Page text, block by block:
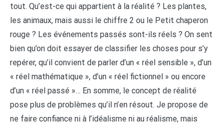
tout. Qu’est-ce qui appartient à la réalité ? Les plantes,
les animaux, mais aussi le chiffre 2 ou le Petit chaperon
rouge ? Les événements passés sont-ils réels ? On sent
bien qu’on doit essayer de classifier les choses pour s’y
repérer, qu’il convient de parler d’un « réel sensible », d’un
« réel mathématique », d’un « réel fictionnel » ou encore
d’un « réel passé »… En somme, le concept de réalité
pose plus de problèmes qu’il n’en résout. Je propose de
ne faire confiance ni à l’idéalisme ni au réalisme, mais